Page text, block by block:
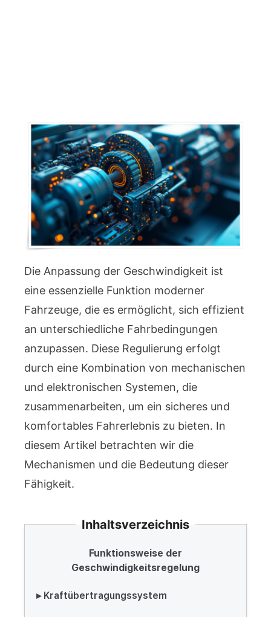
Die Anpassung der Geschwindigkeit ist
eine essenzielle Funktion moderner
Fahrzeuge, die es ermöglicht, sich effizient
an unterschiedliche Fahrbedingungen
anzupassen. Diese Regulierung erfolgt
durch eine Kombination von mechanischen
und elektronischen Systemen, die
zusammenarbeiten, um ein sicheres und
komfortables Fahrerlebnis zu bieten. In
diesem Artikel betrachten wir die
Mechanismen und die Bedeutung dieser
Fähigkeit.
Inhaltsverzeichnis
Funktionsweise der
Geschwindigkeitsregelung
▸ Kraftübertragungssystem